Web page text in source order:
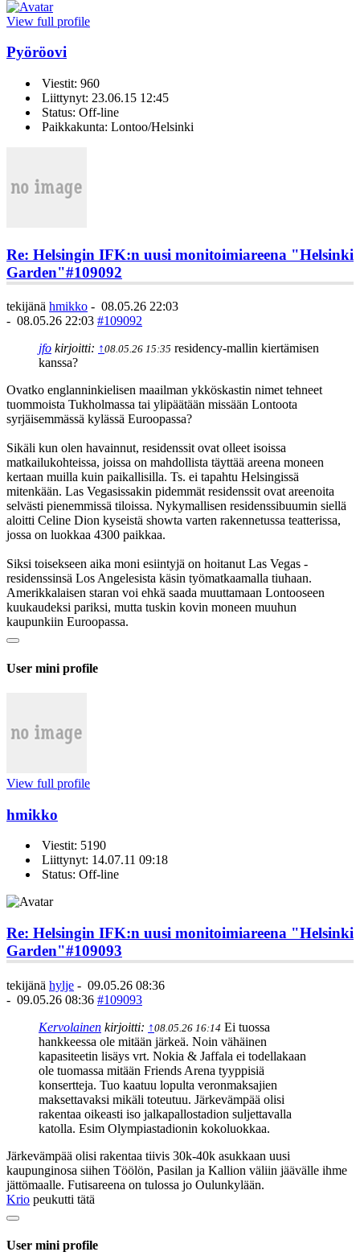
View full profile
Pyöröovi
Viestit: 960
Liittynyt: 23.06.15 12:45
Status: Off-line
Paikkakunta: Lontoo/Helsinki
Re: Helsingin IFK:n uusi monitoimiareena "Helsinki
Garden"#109092
tekijänä hmikko - 08.05.26 22:03
- 08.05.26 22:03 #109092
jfo kirjoitti: ↑08.05.26 15:35 residency-mallin kiertämisen
kanssa?
Ovatko englanninkielisen maailman ykköskastin nimet tehneet
tuommoista Tukholmassa tai ylipäätään missään Lontoota
syrjäisemmässä kylässä Euroopassa?
Sikäli kun olen havainnut, residenssit ovat olleet isoissa
matkailukohteissa, joissa on mahdollista täyttää areena moneen
kertaan muilla kuin paikallisilla. Ts. ei tapahtu Helsingissä
mitenkään. Las Vegasissakin pidemmät residenssit ovat areenoita
selvästi pienemmissä tiloissa. Nykymallisen residenssibuumin siellä
aloitti Celine Dion kyseistä showta varten rakennetussa teatterissa,
jossa on luokkaa 4300 paikkaa.
Siksi toisekseen aika moni esiintyjä on hoitanut Las Vegas -
residenssinsä Los Angelesista käsin työmatkaamalla tiuhaan.
Amerikkalaisen staran voi ehkä saada muuttamaan Lontooseen
kuukaudeksi pariksi, mutta tuskin kovin moneen muuhun
kaupunkiin Euroopassa.
User mini profile
View full profile
hmikko
Viestit: 5190
Liittynyt: 14.07.11 09:18
Status: Off-line
Re: Helsingin IFK:n uusi monitoimiareena "Helsinki
Garden"#109093
tekijänä hylje - 09.05.26 08:36
- 09.05.26 08:36 #109093
Kervolainen kirjoitti: ↑08.05.26 16:14 Ei tuossa
hankkeessa ole mitään järkeä. Noin vähäinen
kapasiteetin lisäys vrt. Nokia & Jaffala ei todellakaan
ole tuomassa mitään Friends Arena tyyppisiä
konsertteja. Tuo kaatuu lopulta veronmaksajien
maksettavaksi mikäli toteutuu. Järkevämpää olisi
rakentaa oikeasti iso jalkapallostadion suljettavalla
katolla. Esim Olympiastadionin kokoluokkaa.
Järkevämpää olisi rakentaa tiivis 30k-40k asukkaan uusi
kaupunginosa siihen Töölön, Pasilan ja Kallion väliin jäävälle ihme
jättömaalle. Futisareena on tulossa jo Oulunkylään.
Krio peukutti tätä
User mini profile